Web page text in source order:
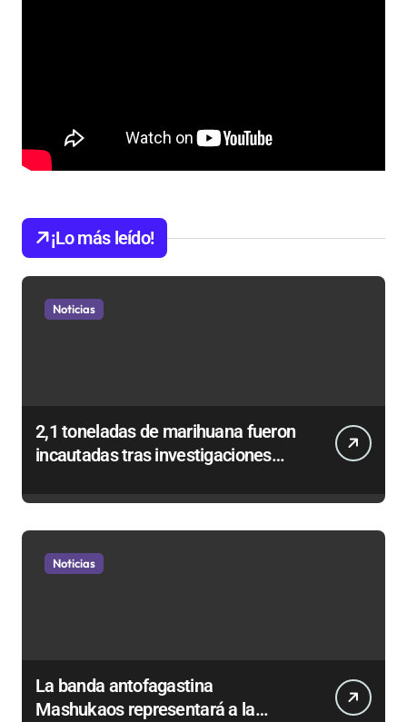
¡Lo más leído!
Noticias
2,1 toneladas de marihuana fueron
incautadas tras investigaciones
Noticias
La banda antofagastina
Mashukaos representará a la